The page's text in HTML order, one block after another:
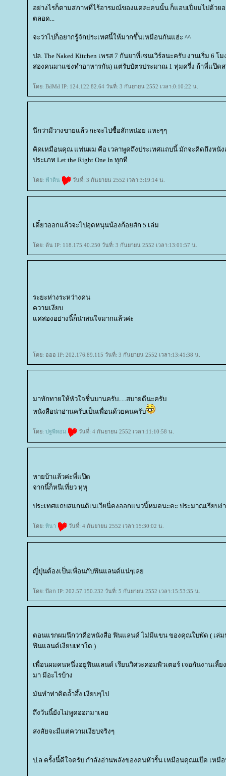
อย่างไรก็ตามสภาพที่ไร้อารมณ์ของแต่ละคนนั้น ก็แอบเปี่ยมไปด้วย
ตลอด...
จะว่าไปก็อยากรู้จักประเทศนี้ให้มากขึ้นเหมือนกันแฮ่ะ ^^
ปล. The Naked Kitchen เพรส 7 กันยาที่เซนเวิร์ลนะครับ งานเริ่ม 6
สองคนมาแข่งทำอาหารกัน) แต่รับบัตรประมาณ 1 ทุ่มครึ่ง ถ้าพี่แป๊ด
ดย: BdMd IP: 124.122.82.64 วันที่: 3 กันยายน 2552 เวลา:0:10:22 น.
นึกว่ามีวางขายแล้ว กะจะไปซื้อสักหน่อย แหะๆๆ
คิดเหมือนคุณ แฟนผม คือ เวลาพูดถึงประเทศแถบนี้ มักจะคิดถึงหนั
ประเภท Let the Right One In ทุกที
ดย: ฟ้าดิน วันที่: 3 กันยายน 2552 เวลา:3:19:14 น.
เดี๋ยวออกแล้วจะไปอุดหนุนน้องก้อยสัก 5 เล่ม
ดย: ต้น IP: 118.175.40.250 วันที่: 3 กันยายน 2552 เวลา:13:01:57 น.
ระยะห่างระหว่างคน
ความเงียบ
ค่สองอย่างนี้ก็น่าสนใจมากแล้วค่ะ
ดย: อออ IP: 202.176.89.115 วันที่: 3 กันยายน 2552 เวลา:13:41:38 น.
มาทักทายให้หัวใจชื่นบานครับ.....สบายดีนะครับ
หนังสือน่าอ่านครับเป็นเพื่อนด้วยคนครับ
ดย: ปฐพีหอม วันที่: 4 กันยายน 2552 เวลา:11:10:58 น.
หายบ้าแล้วค่ะพี่แป๊ด
จากนี้ก็หนีเที่ยว หุหุ
ประเทศแถบสแกนดิเนเวียนี่คงออกแนวนี้หมดนะคะ ประมาณเรียบง่
ดย: ทินา วันที่: 4 กันยายน 2552 เวลา:15:30:02 น.
ญี่ปุ่นต้องเป็นเพื่อนกับฟินแลนด์แน่ๆเล
ดย: ป๊อก IP: 202.57.150.232 วันที่: 5 กันยายน 2552 เวลา:15:53:35 น.
ตอนแรกผมนึกว่าคือหนังสือ ฟินแลนด์ ไม่มีแขน ของคุณใบพัด ( เล่ม
ฟินแลนด์เงียบเท่าใด )
เพื่อนผมคนหนึ่งอยู่ฟินแลนด์ เรียนวิศวะคอมพิวเตอร์ เจอกันงานเลี้
มา มีอะไรบ้าง
มันทำท่าคิดอ้ำอึ้ง เงียบๆไป
ถึงวันนี้ยังไม่พูดออกมาเล
สงสัยจะมีแต่ความเงียบจริงๆ
ป.ล ครั้งนี้ดีใจครับ กำลังอ่านพลังของคนหัวรั้น เหมือนคุณแป๊ด เหมื